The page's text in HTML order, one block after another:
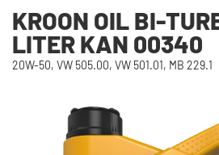
KROON OIL BI-
LITER KAN 00340
20W-50, VW 505.00, VW 501.01, MB 229.1